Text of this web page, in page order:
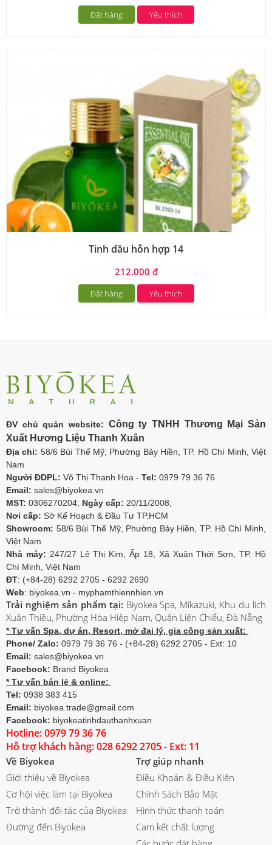
Đặt hàng Yêu thích
Tinh dầu hỗn hợp 14
212.000 đ
Đặt hàng Yêu thích
ĐV chủ quản website: Công ty TNHH Thương Mại Sản
Xuất Hương Liệu Thanh Xuân
Địa chỉ: 58/6 Bùi Thế Mỹ, Phường Bảy Hiền, TP. Hồ Chí Minh, Việt
Nam
Người ĐDPL: Võ Thị Thanh Hoa - Tel: 0979 79 36 76
Email: sales@biyokea.vn
MST: 0306270204; Ngày cấp: 20/11/2008;
Nơi cấp: Sở Kế Hoạch & Đầu Tư TP.HCM
Showroom: 58/6 Bùi Thế Mỹ, Phường Bảy Hiền, TP. Hồ Chí Minh,
Việt Nam
Nhà máy: 247/27 Lê Thị Kim, Ấp 18, Xã Xuân Thới Sơn, TP. Hồ
Chí Minh, Việt Nam
ĐT: (+84-28) 6292 2705 - 6292 2690
Web: biyokea.vn - myphamthiennhien.vn
Trải nghiệm sản phẩm tại: Biyokea Spa, Mikazuki, Khu du lịch
Xuân Thiều, Phường Hòa Hiệp Nam, Quận Liên Chiểu, Đà Nẵng
* Tư vấn Spa, dự án, Resort, mở đại lý, gia công sản xuất:
Phone/ Zalo: 0979 79 36 76 - (+84-28) 6292 2705 - Ext: 10
Email: sales@biyokea.vn
Facebook: Brand Biyokea
* Tư vấn bán lẻ & online:
Tel: 0938 383 415
Email: biyokea.trade@gmail.com
Facebook: biyokeatinhdauthanhxuan
Hotline: 0979 79 36 76
Hỗ trợ khách hàng: 028 6292 2705 - Ext: 11
Về Biyokea
Giới thiệu về Biyokea
Cơ hội việc làm tại Biyokea
Trở thành đối tác của Biyokea
Đường đến Biyokea
Trợ giúp nhanh
Điều Khoản & Điều Kiện
Chính Sách Bảo Mật
Hình thức thanh toán
Cam kết chất lượng